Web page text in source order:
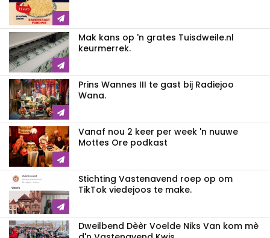
Mak kans op 'n grates Tuisdweile.nl
keurmerrek.
Prins Wannes III te gast bij Radiejoo
Wana.
Vanaf nou 2 keer per week 'n nuuwe
Mottes Ore podkast
Stichting Vastenavend roep op om
TikTok viedejoos te make.
Dweilbend Dèèr Voelde Niks Van kom mè